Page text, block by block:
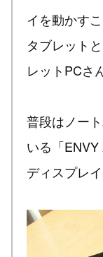
イを動かす
タブレット
レットPCさ
普段はノー
いる「ENVY
ディスプレ